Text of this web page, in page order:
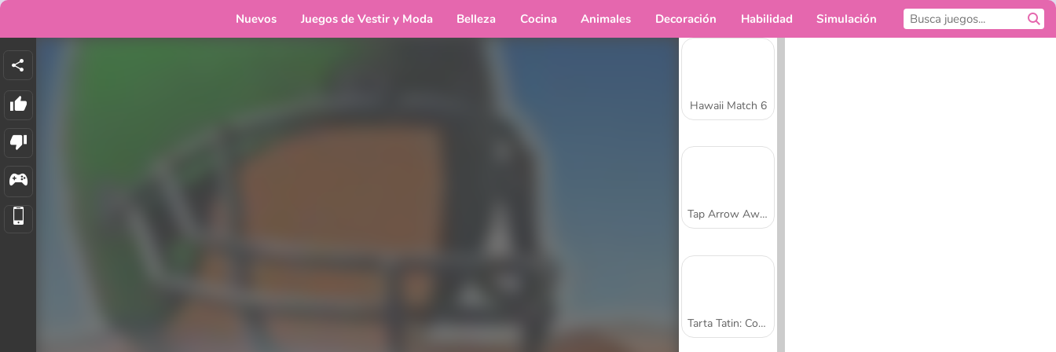
Nuevos Juegos de Vestir y Moda Belleza Cocina Animales Decoración Habilidad Simulación
Hawaii Match 6
Tap Arrow Away
Tarta Tatin: Cocina con Sara